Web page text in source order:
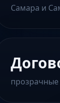
Самара и
прозрачные